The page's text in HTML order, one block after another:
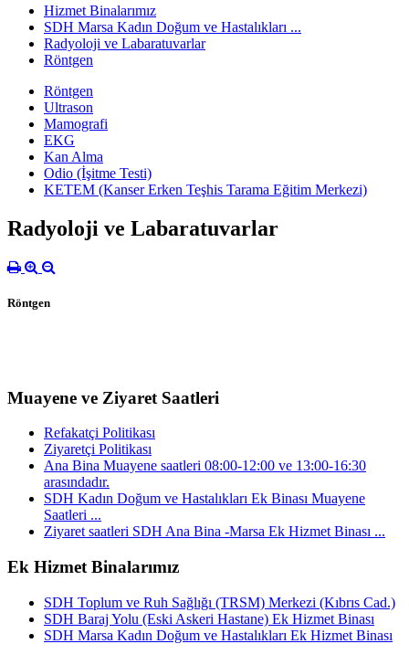
Hizmet Binalarımız
SDH Marsa Kadın Doğum ve Hastalıkları ...
Radyoloji ve Labaratuvarlar
Röntgen
Röntgen
Ultrason
Mamografi
EKG
Kan Alma
Odio (İşitme Testi)
KETEM (Kanser Erken Teşhis Tarama Eğitim Merkezi)
Radyoloji ve Labaratuvarlar
Röntgen
Muayene ve Ziyaret Saatleri
Refakatçi Politikası
Ziyaretçi Politikası
Ana Bina Muayene saatleri 08:00-12:00 ve 13:00-16:30
arasındadır.
SDH Kadın Doğum ve Hastalıkları Ek Binası Muayene
Saatleri ...
Ziyaret saatleri SDH Ana Bina -Marsa Ek Hizmet Binası ...
Ek Hizmet Binalarımız
SDH Toplum ve Ruh Sağlığı (TRSM) Merkezi (Kıbrıs Cad.)
SDH Baraj Yolu (Eski Askeri Hastane) Ek Hizmet Binası
SDH Marsa Kadın Doğum ve Hastalıkları Ek Hizmet Binası